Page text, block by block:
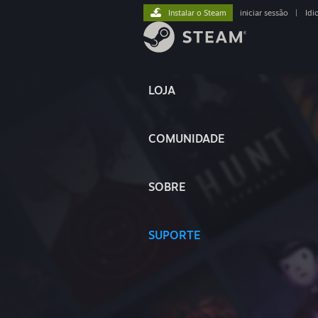
LOJA
COMUNIDADE
SOBRE
SUPORTE
Instalar o Steam iniciar sessão